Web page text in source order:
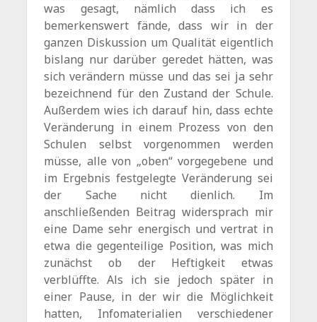
was gesagt, nämlich dass ich es
bemerkenswert fände, dass wir in der
ganzen Diskussion um Qualität eigentlich
bislang nur darüber geredet hätten, was
sich verändern müsse und das sei ja sehr
bezeichnend für den Zustand der Schule.
Außerdem wies ich darauf hin, dass echte
Veränderung in einem Prozess von den
Schulen selbst vorgenommen werden
müsse, alle von „oben“ vorgegebene und
im Ergebnis festgelegte Veränderung sei
der Sache nicht dienlich. Im
anschließenden Beitrag widersprach mir
eine Dame sehr energisch und vertrat in
etwa die gegenteilige Position, was mich
zunächst ob der Heftigkeit etwas
verblüffte. Als ich sie jedoch später in
einer Pause, in der wir die Möglichkeit
hatten, Infomaterialien verschiedener